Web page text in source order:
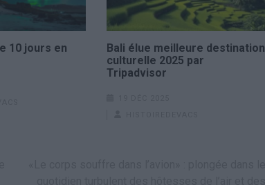
10 jours en
Bali élue meilleure destination
culturelle 2025 par
Tripadvisor